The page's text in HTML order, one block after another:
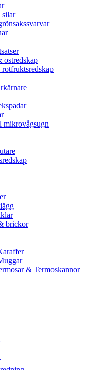
ostredskap
rotfruktsredskap
mikrovågsugn
brickor
& Termoskannor